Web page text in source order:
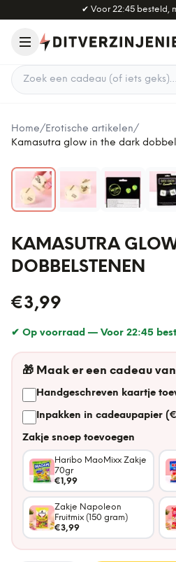
Naar hoofdinhoud
✔ Voor 22:45 besteld,
Zoek een cadeau
Home/Erotische artikelen/
Kamasutra glow in the dark
KAMASUTRA
DOBBELSTENEN
€3,99
✔ Op voorraad — Voor 22:45
🎁 Maak er een cadeau van
Handgeschreven kaartje
Inpakken in cadeaupapier
Zakje snoep toevoegen
Haribo MaoMixx Zakje
70gr
€1,99
Zakje Napoleon
Fruitmix (150 gram)
€3,99